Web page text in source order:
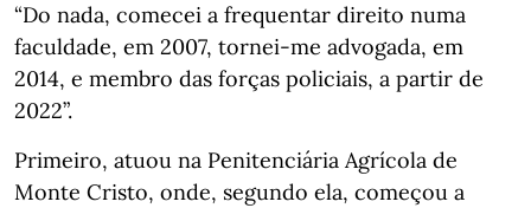
“Do nada, comecei a frequentar direito numa
faculdade, em 2007, tornei-me advogada, em
2014, e membro das forças policiais, a partir de
2022”.
Primeiro, atuou na Penitenciária Agrícola de
Monte Cristo, onde, segundo ela, começou a